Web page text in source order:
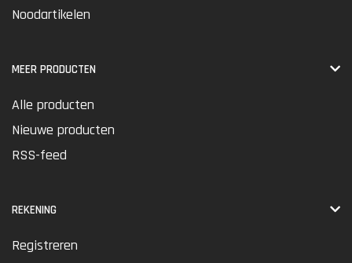
Noodartikelen
MEER PRODUCTEN
Alle producten
Nieuwe producten
RSS-feed
REKENING
Registreren